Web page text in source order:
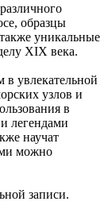
образцы
уникальные
ХIХ века.
в увлекательной
узлов и
в
легендами
научат
можно
записи.